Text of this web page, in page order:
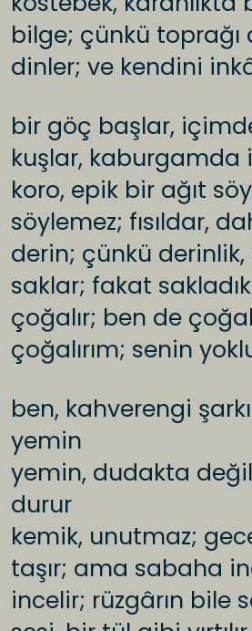
bilge; çünkü toprağı
dinler; ve kendini
bir göç başlar,
kuşlar, kaburgamda
koro, epik bir ağıt
söylemez; fısıldar,
derin; çünkü derinlik,
saklar; fakat
çoğalır; ben de
çoğalırım; senin
ben, kahverengi
yemin
yemin, dudakta
durur
kemik, unutmaz;
taşır; ama sabaha
incelir; rüzgârın bile